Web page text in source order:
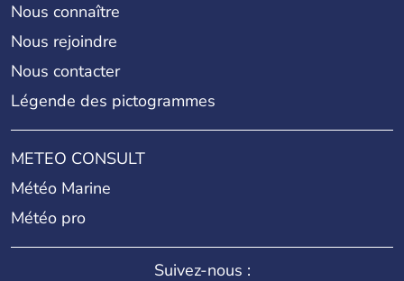
Nous connaître
Nous rejoindre
Nous contacter
Légende des pictogrammes
METEO CONSULT
Météo Marine
Météo pro
Suivez-nous :